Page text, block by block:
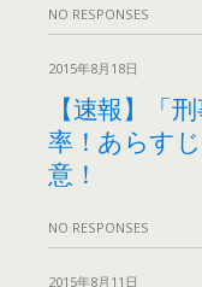
NO RESPONSES
2015年8月18日
【速報】「
率！あらす
意！
NO RESPONSES
2015年8月11日